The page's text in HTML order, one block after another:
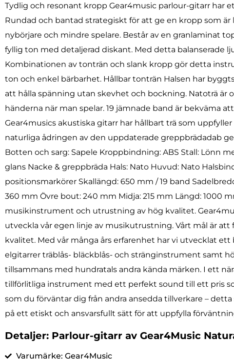
Tydlig och resonant kropp Gear4music parlour-gitarr har
Rundad och bantad strategiskt för att ge en kropp som
nybörjare och mindre spelare. Består av en granlaminat
fyllig ton med detaljerad diskant. Med detta balanserade
Kombinationen av tonträn och slank kropp gör detta
ton och enkel bärbarhet. Hållbar tonträn Halsen har
att hålla spänning utan skevhet och bockning. Natoträ
händerna när man spelar. 19 jämnade band är bekväma
Gear4musics akustiska gitarr har hållbart trä som
naturliga ådringen av den uppdaterade greppbrädadab
Botten och sarg: Sapele Kroppbindning: ABS Stall: Lönn
glans Nacke & greppbräda Hals: Nato Huvud: Nato
positionsmarkörer Skallängd: 650 mm / 19 band
360 mm Övre bout: 240 mm Midja: 215 mm Längd: 1000
musikinstrument och utrustning av hög kvalitet.
utveckla vår egen linje av musikutrustning. Vårt mål är
kvalitet. Med vår många års erfarenhet har vi utvecklat
elgitarrer träblås- bläckblås- och stränginstrument samt
tillsammans med hundratals andra kända märken. I ett
tillförlitliga instrument med ett perfekt sound till ett pris
som du förväntar dig från andra ansedda tillverkare –
på ett etiskt och ansvarsfullt sätt för att uppfylla
Detaljer: Parlour-gitarr av Gear4Music
Varumärke: Gear4Music